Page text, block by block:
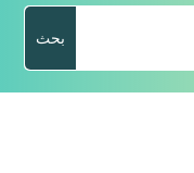
بحث